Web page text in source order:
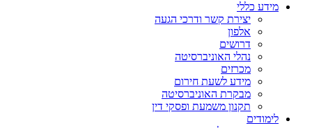
מידע כללי
יצירת קשר ודרכי הגעה
אלפון
דרושים
נהלי האוניברסיטה
מכרזים
מידע לשעת חירום
מבקרת האוניברסיטה
תקנון משמעת ופסקי דין
לימודים